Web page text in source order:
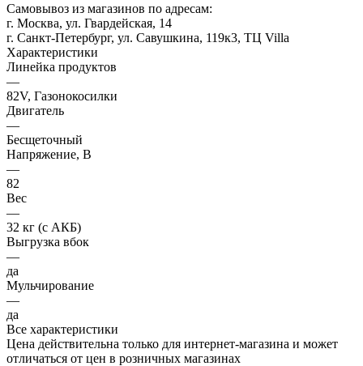
Самовывоз из магазинов по адресам:
г. Москва, ул. Гвардейская, 14
г. Санкт-Петербург, ул. Савушкина, 119к3, ТЦ Villa
Характеристики
Линейка продуктов
—
82V, Газонокосилки
Двигатель
—
Бесщеточный
Напряжение, В
—
82
Вес
—
32 кг (с АКБ)
Выгрузка вбок
—
да
Мульчирование
—
да
Все характеристики
Цена действительна только для интернет-магазина и может
отличаться от цен в розничных магазинах